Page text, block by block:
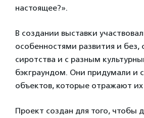
настоящее?».
В создании выставки
особенностями развития и без,
сиротства и с разным
бэкграундом. Они придумали и
объектов, которые отражают их
Проект создан для того, чтобы